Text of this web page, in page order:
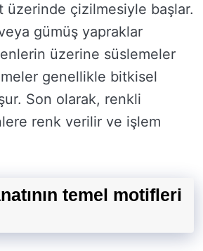
üzerinde çizilmesiyle başlar.
gümüş yapraklar
üzerine süslemeler
genellikle bitkisel
Son olarak, renkli
renk verilir ve işlem
temel motifleri